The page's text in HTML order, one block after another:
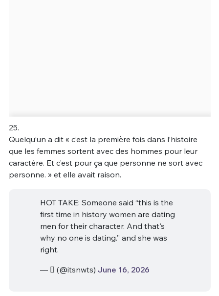
25.
Quelqu’un a dit « c’est la première fois dans l’histoire
que les femmes sortent avec des hommes pour leur
caractère. Et c’est pour ça que personne ne sort avec
personne. » et elle avait raison.
HOT TAKE: Someone said “this is the
first time in history women are dating
men for their character. And that's
why no one is dating.” and she was
right.
— ‏ً (@itsnwts) June 16, 2026